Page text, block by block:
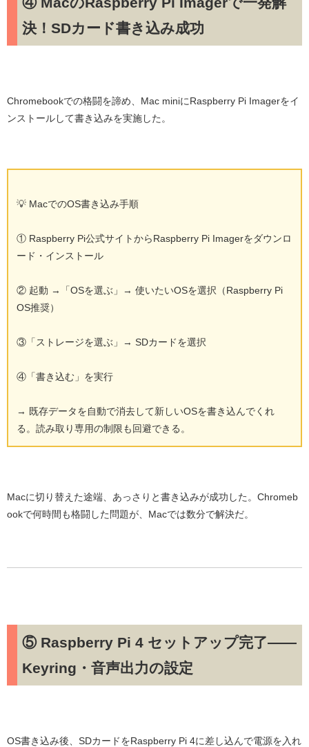
決！SDカード書き込み成功
Chromebookでの格闘を諦め、 Mac miniにRaspberry Pi Imagerをイ
ンストールして書き込みを実施した。
💡 MacでのOS書き込み手順
① Raspberry Pi公式サイトからRaspberry Pi Imagerをダウンロ
ード・インストール
② 起動 →「OSを選ぶ」→ 使いたいOSを選択（Raspberry Pi
OS推奨）
③「ストレージを選ぶ」→ SDカードを選択
④「書き込む」を実行
→ 既存データを自動で消去して新しいOSを書き込んでくれ
る。読み取り専用の制限も回避できる。
Macに切り替えた途端、あっさりと書き込みが成功した。Chromeb
ookで何時間も格闘した問題が、Macでは数分で解決だ。
⑤ Raspberry Pi 4 セットアップ完了——
Keyring・音声出力の設定
OS書き込み後、SDカードをRaspberry Pi 4に差し込んで電源を入れ